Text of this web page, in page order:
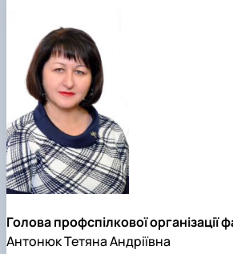
Голова профспілкової організації
Антонюк Тетяна Андріївна